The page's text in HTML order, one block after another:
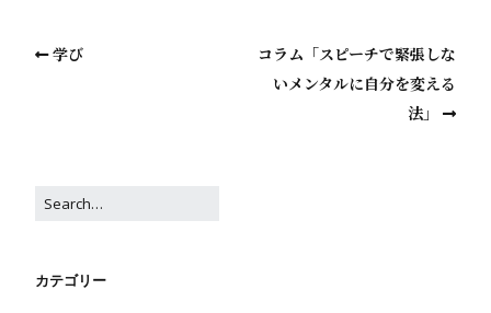
学び
コラム「スピーチで緊張しな
いメンタルに自分を変える
法」
カテゴリー